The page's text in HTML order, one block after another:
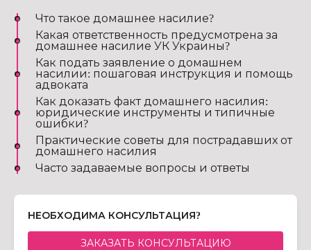
Что такое домашнее насилие?
Какая ответственность предусмотрена за
домашнее насилие УК Украины?
Как подать заявление о домашнем
насилии: пошаговая инструкция и помощь
адвоката
Как доказать факт домашнего насилия:
юридические инструменты и типичные
ошибки?
Практические советы для пострадавших от
домашнего насилия
Часто задаваемые вопросы и ответы
НЕОБХОДИМА КОНСУЛЬТАЦИЯ?
ЗАКАЗАТЬ КОНСУЛЬТАЦИЮ